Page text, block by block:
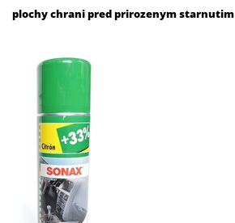
plochy chrani pred prirozenym starnutim